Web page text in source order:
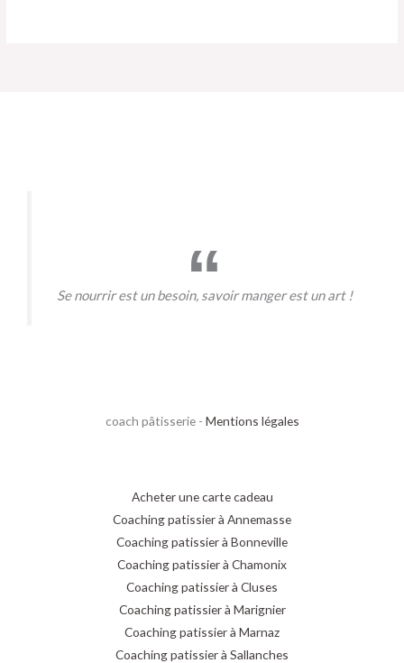
Se nourrir est un besoin, savoir manger est un art !
coach pâtisserie - Mentions légales
Acheter une carte cadeau
Coaching patissier à Annemasse
Coaching patissier à Bonneville
Coaching patissier à Chamonix
Coaching patissier à Cluses
Coaching patissier à Marignier
Coaching patissier à Marnaz
Coaching patissier à Sallanches